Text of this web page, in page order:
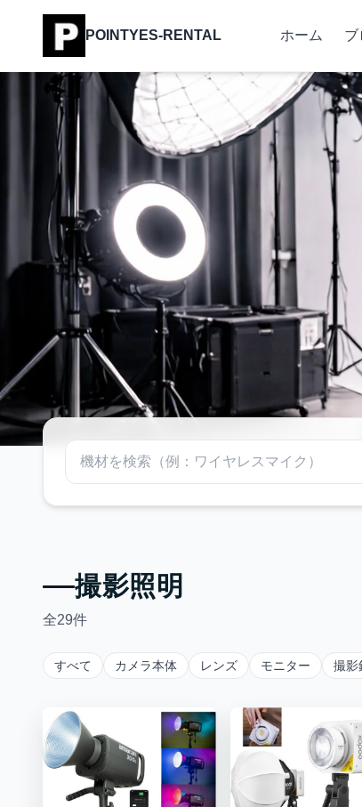
POINTYES-RENTAL ホーム ブ
撮影照明
全29件
すべて カメラ本体 レンズ モニター 撮影